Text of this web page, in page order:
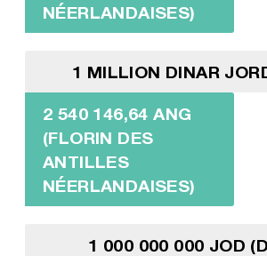
NÉERLANDAISES)
1 MILLION DINAR
2 540 146,64 ANG
(FLORIN DES
ANTILLES
NÉERLANDAISES)
1 000 000 000 JOD